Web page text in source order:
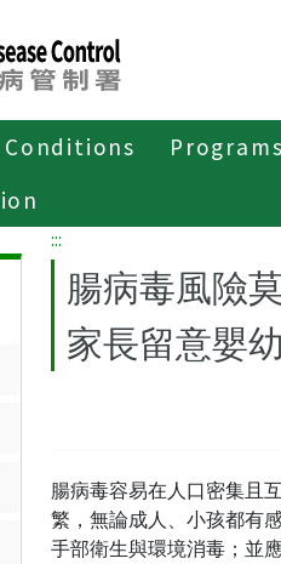
Conditions
:::
腸病毒風險
家長留意嬰
腸病毒容易在人口密集且
繁，無論成人、小孩都有
手部衛生與環境消毒；並